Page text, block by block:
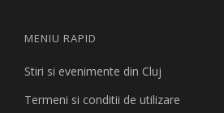
MENIU RAPID
Stiri si evenimente din Cluj
Termeni si conditii de utilizare